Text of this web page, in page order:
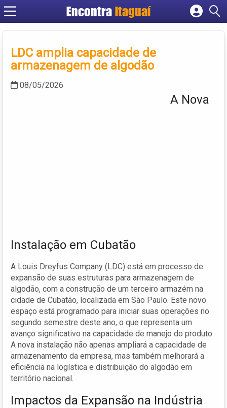
EncontraItaguaí
Cadastrar empresa
Criar conta
LDC amplia capacidade de
armazenagem de algodão
08/05/2026
A Nova
Instalação em Cubatão
A Louis Dreyfus Company (LDC) está em processo de
expansão de suas estruturas para armazenagem de
algodão, com a construção de um terceiro armazém na
cidade de Cubatão, localizada em São Paulo. Este novo
espaço está programado para iniciar suas operações no
segundo semestre deste ano, o que representa um
avanço significativo na capacidade de manejo do produto.
A nova instalação não apenas ampliará a capacidade de
armazenamento da empresa, mas também melhorará a
eficiência na logística e distribuição do algodão em
território nacional.
Impactos da Expansão na Indústria